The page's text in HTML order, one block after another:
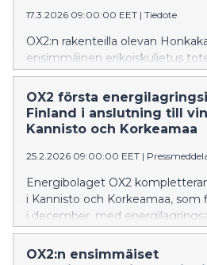
17.3.2026 09:00:00 EET | Tiedote
OX2:n rakenteilla olevan
ensimmäinen erikoiskuljetus
viimeisellä viikolla.
kuljetukset jatkuvat aikaisintaan
OX2 första
Finland i anslutning till
Kannisto och Korkeamaa
25.2.2026 09:00:00 EET |
Energibolaget OX2
i Kannisto och Korkeamaa,
i december, med
total effekt på 235 MW (470
Storage System, BESS).
OX2:n ensimmäiset